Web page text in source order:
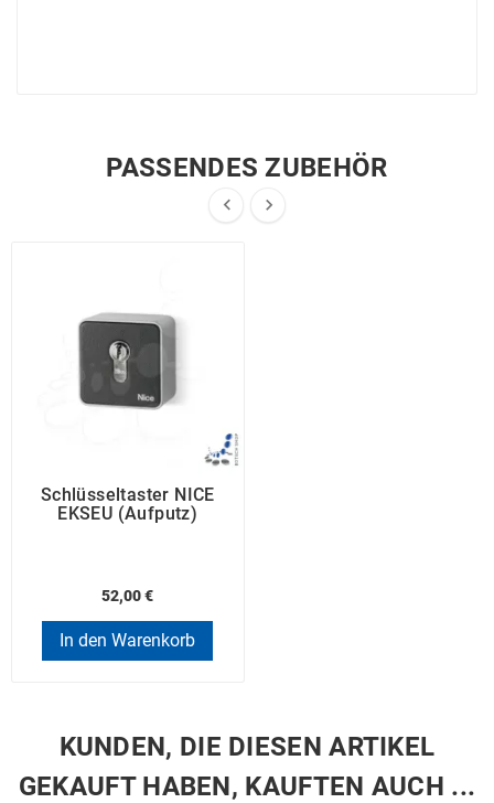
PASSENDES ZUBEHÖR
 
Schlüsseltaster NICE
EKSEU (Aufputz)
52,00 €
In den Warenkorb
KUNDEN, DIE DIESEN ARTIKEL
GEKAUFT HABEN, KAUFTEN AUCH ...